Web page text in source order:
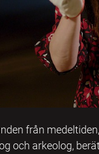
från
och arkeolog,